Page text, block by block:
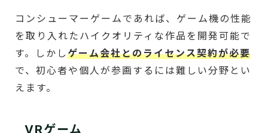
コンシューマーゲームであれば、ゲーム機の性能
を取り入れたハイクオリティな作品を開発可能で
す。しかし ゲーム会社とのライセンス契約が必要
で、初心者や個人が参画するには難しい分野とい
えます。
VRゲーム